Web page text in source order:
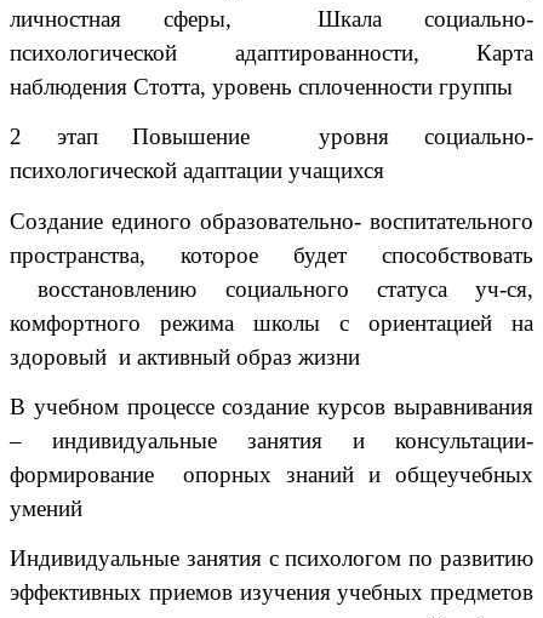
личностная сферы, Шкала социально-
психологической адаптированности, Карта
наблюдения Стотта, уровень сплоченности группы
2 этап Повышение уровня социально-
психологической адаптации учащихся
Создание единого образовательно- воспитательного
пространства, которое будет способствовать
восстановлению социального статуса уч-ся,
комфортного режима школы с ориентацией на
здоровый и активный образ жизни
В учебном процессе создание курсов выравнивания
– индивидуальные занятия и консультации-
формирование опорных знаний и общеучебных
умений
Индивидуальные занятия с психологом по развитию
эффективных приемов изучения учебных предметов